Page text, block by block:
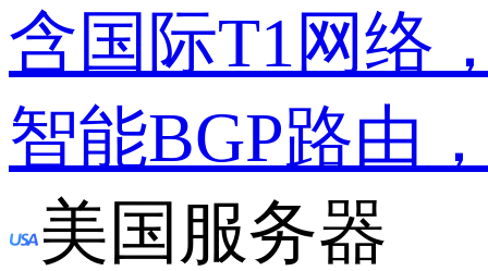
含国际T1网络
智能BGP路由
美国服务器